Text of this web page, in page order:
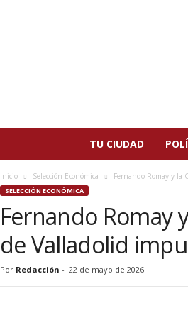
TU CIUDAD
Inicio Selección Económica Fernando Romay y la
SELECCIÓN ECONÓMICA
Fernando Romay
de Valladolid
Por Redacción - 22 de mayo de 2026